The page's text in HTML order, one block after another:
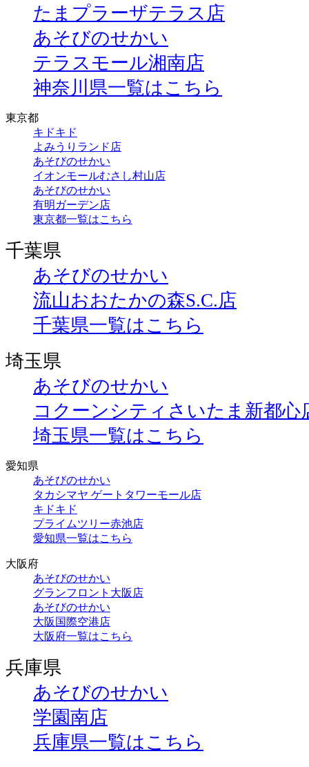
たまプラーザテラス店
あそびのせかい
テラスモール湘南店
神奈川県一覧はこちら
東京都
キドキド
よみうりランド店
あそびのせかい
イオンモールむさし村山店
あそびのせかい
有明ガーデン店
東京都一覧はこちら
千葉県
あそびのせかい
流山おおたかの森S.C.店
千葉県一覧はこちら
埼玉県
あそびのせかい
コクーンシティさいたま新都心
埼玉県一覧はこちら
愛知県
あそびのせかい
タカシマヤ ゲートタワーモール店
キドキド
プライムツリー赤池店
愛知県一覧はこちら
大阪府
あそびのせかい
グランフロント大阪店
あそびのせかい
大阪国際空港店
大阪府一覧はこちら
兵庫県
あそびのせかい
学園南店
兵庫県一覧はこちら